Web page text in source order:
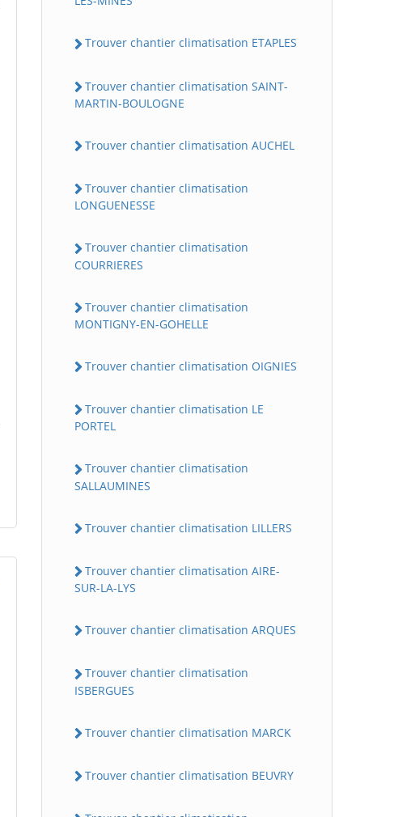
Trouver chantier climatisation ETAPLES
Trouver chantier climatisation SAINT-
MARTIN-BOULOGNE
Trouver chantier climatisation AUCHEL
Trouver chantier climatisation
LONGUENESSE
Trouver chantier climatisation
COURRIERES
Trouver chantier climatisation
MONTIGNY-EN-GOHELLE
Trouver chantier climatisation OIGNIES
Trouver chantier climatisation LE
PORTEL
Trouver chantier climatisation
SALLAUMINES
Trouver chantier climatisation LILLERS
Trouver chantier climatisation AIRE-
SUR-LA-LYS
Trouver chantier climatisation ARQUES
Trouver chantier climatisation
ISBERGUES
Trouver chantier climatisation MARCK
Trouver chantier climatisation BEUVRY